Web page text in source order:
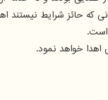
که حائز شرایط نیستند
است.
خواهد نمود.